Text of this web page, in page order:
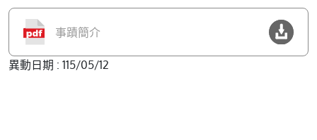
事蹟簡介
異動日期 : 115/05/12